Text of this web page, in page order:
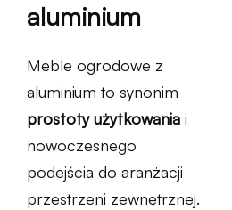
aluminium
Meble ogrodowe z
aluminium to synonim
prostoty użytkowania i
nowoczesnego
podejścia do aranżacji
przestrzeni zewnętrznej.